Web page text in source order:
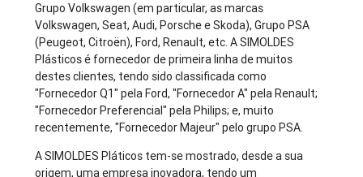
Grupo Volkswagen (em particular, as marcas
Volkswagen, Seat, Audi, Porsche e Skoda), Grupo PSA
(Peugeot, Citroën), Ford, Renault, etc. A SIMOLDES
Plásticos é fornecedor de primeira linha de muitos
destes clientes, tendo sido classificada como
"Fornecedor Q1" pela Ford, "Fornecedor A" pela Renault;
"Fornecedor Preferencial" pela Philips; e, muito
recentemente, "Fornecedor Majeur" pelo grupo PSA.
A SIMOLDES Pláticos tem-se mostrado, desde a sua
origem, uma empresa inovadora, tendo um